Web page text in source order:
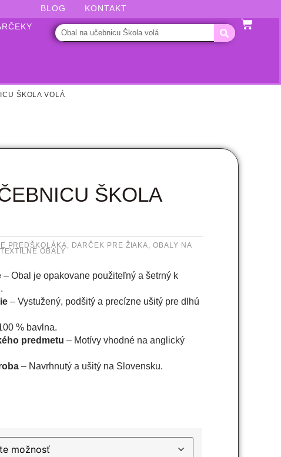
BLOG
KONTAKT
ŠKOLA VOLÁ
ŠKOLA
PREDŠKOLÁKA, DARČEK PRE ŽIAKA,OBALY NA
TEXTILNÉ OBALY
– Obal je opakovane použiteľný a šetrný k
– Vystužený, podšitý a precízne ušitý pre dlhú
% bavlna.
predmetu– Motívy vhodné na anglický
– Navrhnutý a ušitý na Slovensku.